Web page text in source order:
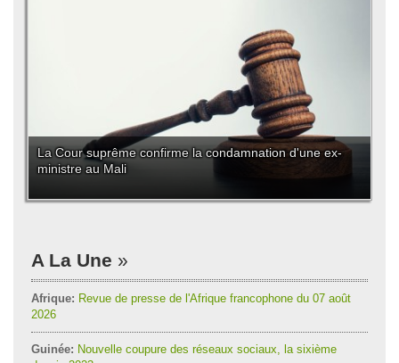
La Cour suprême confirme la condamnation d'une ex-
ministre au Mali
A La Une
Afrique: Revue de presse de l'Afrique francophone du 07 août
2026
Guinée: Nouvelle coupure des réseaux sociaux, la sixième